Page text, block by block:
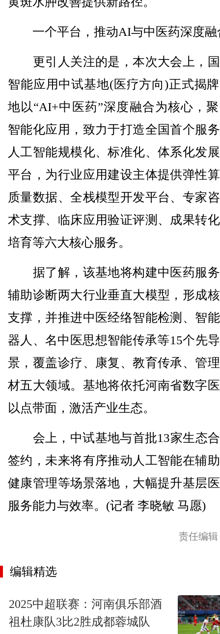
一个平台，推动AI与中医药深度融
更引人关注的是，本次大会上，
智能应用中试基地(医疗方向)正式揭
地以“AI+中医药”深度融合为核心，
智能化应用，致力于打造全国首个服
人工智能规模化、标准化、体系化发
平台，为行业应用建设主体提供弹性
质量数据、全栈模型开发平台、专家
术支撑、临床应用验证评测、成果转
培育等六大核心服务。
据了解，该基地将构建中医药服
辅助诊断两大行业垂直大模型，形成
支撑，并推进中医经络智能检测、智
器人、名中医思想智能传承等15个先
景，覆盖诊疗、康复、教育传承、管
材五大领域。基地将依托河南省数字
以点带面，激活产业生态。
会上，中试基地与首批13家生态
签约，未来将有序推动人工智能在辅
健康管理等场景落地，大幅提升基层
服务能力与效率。(记者 李晓敏 马愿)
责任编
编辑精选
2025中超联赛：河南俱乐部酒
祖杜康队3比2胜成都蓉城队